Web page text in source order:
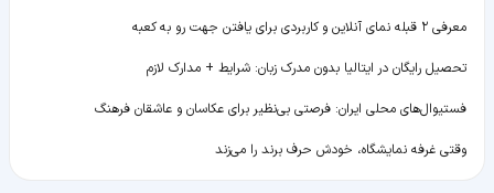
معرفی ۲ قبله نمای آنلاین و کاربردی برای یافتن جهت رو به کعبه
تحصیل رایگان در ایتالیا بدون مدرک زبان: شرایط + مدارک لازم
فستیوال‌های محلی ایران: فرصتی بی‌نظیر برای عکاسان و عاشقان فرهنگ
وقتی غرفه نمایشگاه، خودش حرف برند را می‌زند